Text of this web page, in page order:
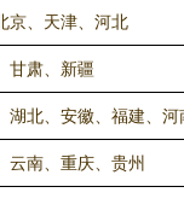
京、天津、河北
甘肃、新疆
湖北、安徽、福建、河
云南、重庆、贵州